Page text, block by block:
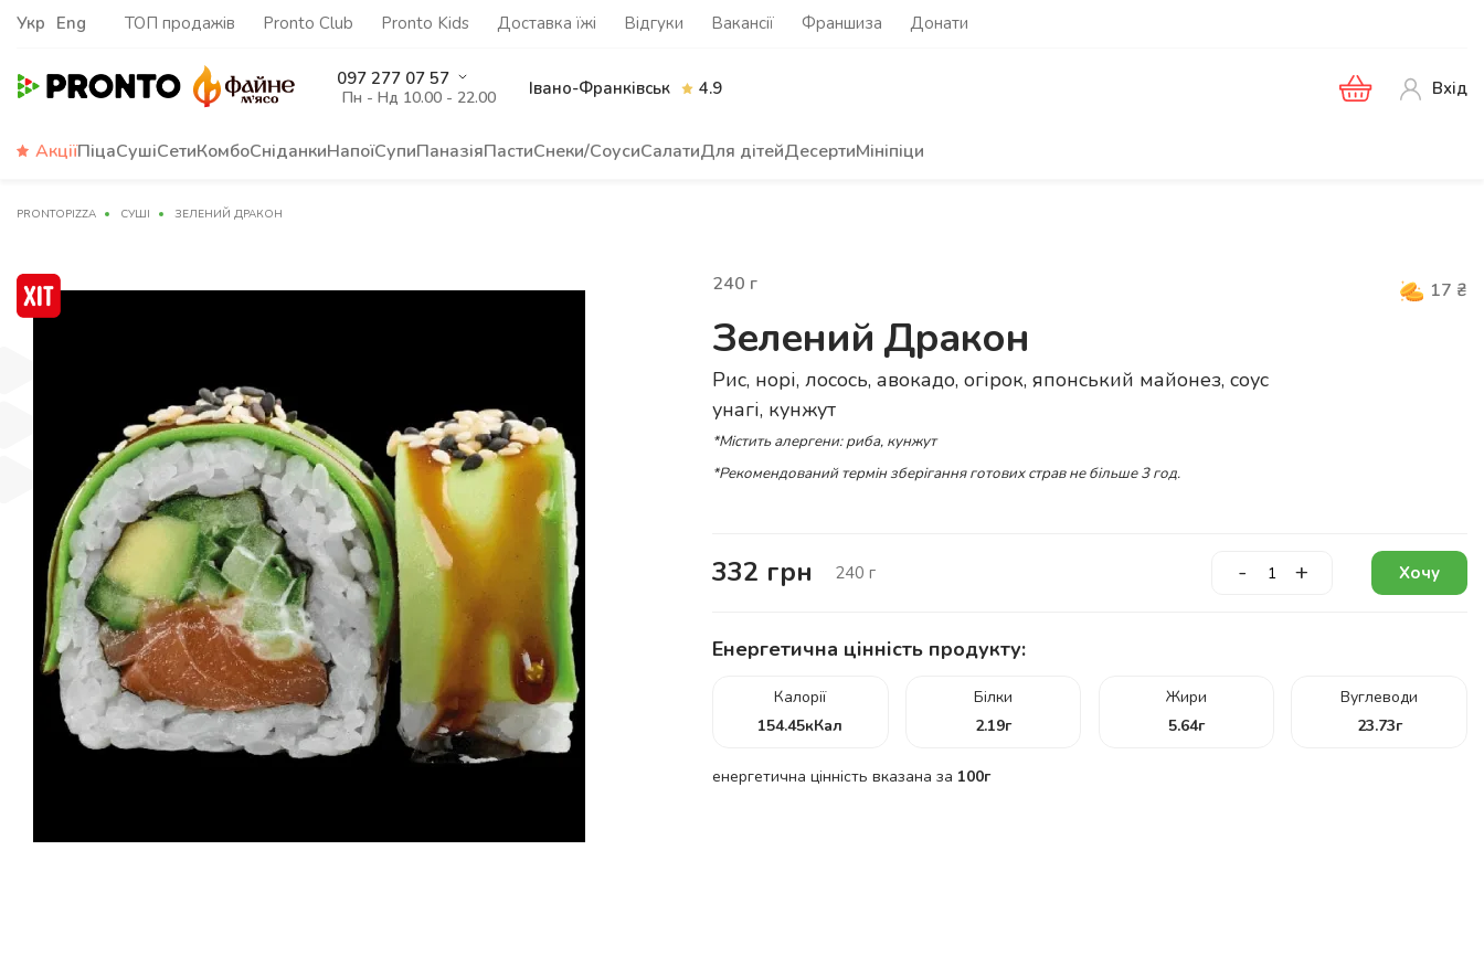
Укр Eng ТОП продажів Pronto Club Pronto Kids Доставка їжі Відгуки Вакансії Франшиза Донати
097 277 07 57
Пн - Нд 10.00 - 22.00 Івано-Франківськ 4.9 Вхід
АкціїПіцаСушіСетиКомбоСніданкиНапоїСупиПаназіяПастиСнеки/СоусиСалатиДля дітейДесертиМініпіци
PRONTOPIZZA СУШІ ЗЕЛЕНИЙ ДРАКОН
240 г 17 ₴
Зелений Дракон
Рис, норі, лосось, авокадо, огірок, японський майонез, соус
унагі, кунжут
*Містить алергени: риба, кунжут
*Рекомендований термін зберігання готових страв не більше 3 год.
332 грн 240 г - + Хочу
Енергетична цінність продукту:
Калорії
154.45кКал
Білки
2.19г
Жири
5.64г
Вуглеводи
23.73г
енергетична цінність вказана за 100г